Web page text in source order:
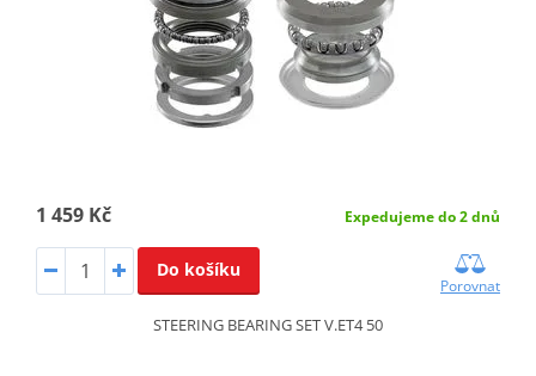
1 459 Kč Expedujeme do 2 dnů
Do košíku
Porovnat
STEERING BEARING SET V.ET4 50